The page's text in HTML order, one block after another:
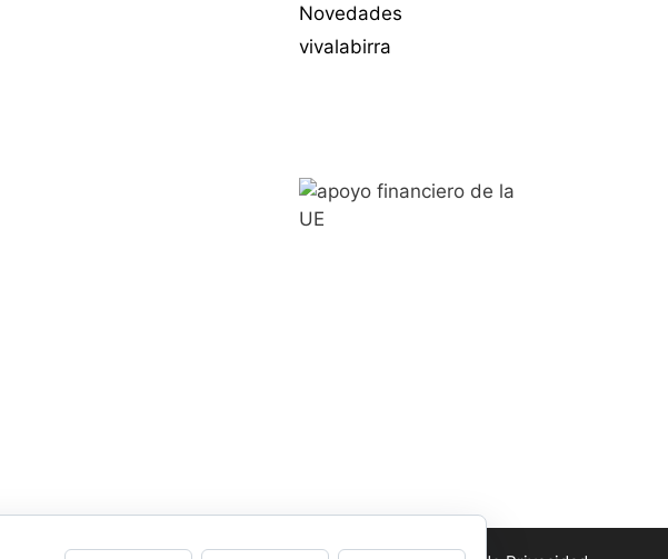
Novedades
vivalabirra